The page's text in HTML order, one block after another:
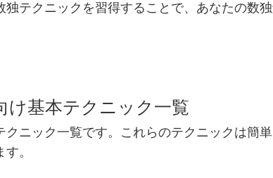
テクニックを習得することで、あなたの数
け基本テクニック一覧
ニック一覧です。これらのテクニックは簡
。